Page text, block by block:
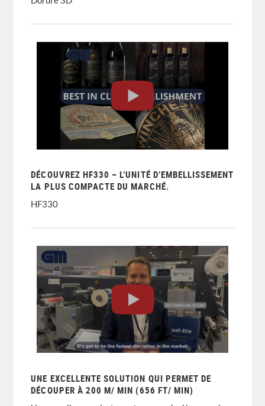
DÉCOUVREZ HF330 – L’UNITÉ D’EMBELLISSEMENT
LA PLUS COMPACTE DU MARCHÉ.
HF330
UNE EXCELLENTE SOLUTION QUI PERMET DE
DÉCOUPER À 200 M/ MIN (656 FT/ MIN)